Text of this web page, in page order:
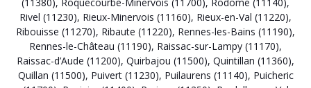
(11380), Roquecourbe-Minervois (11700), Rodome (11140),
Rivel (11230), Rieux-Minervois (11160), Rieux-en-Val (11220),
Ribouisse (11270), Ribaute (11220), Rennes-les-Bains (11190),
Rennes-le-Château (11190), Raissac-sur-Lampy (11170),
Raissac-d’Aude (11200), Quirbajou (11500), Quintillan (11360),
Quillan (11500), Puivert (11230), Puilaurens (11140), Puicheric